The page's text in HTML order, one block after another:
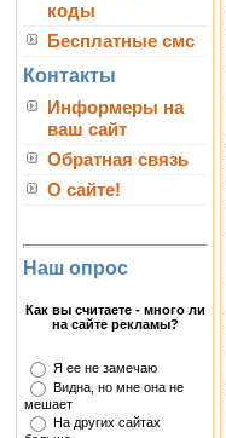
коды
Бесплатные смс
Контакты
Информеры на
ваш сайт
Обратная связь
О сайте!
Наш опрос
Как вы считаете - много ли
на сайте рекламы?
Я ее не замечаю
Видна, но мне она не
мешает
На других сайтах